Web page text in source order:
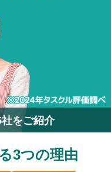
をご紹介
3つの理由